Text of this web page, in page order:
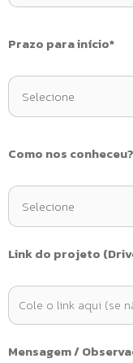
Prazo para início*
Como nos
Link do projeto
Mensagem /